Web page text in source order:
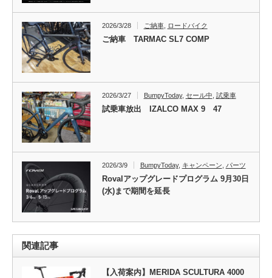
2026/3/28 ご納車, ロードバイク
ご納車 TARMAC SL7 COMP
2026/3/27 BumpyToday, セール中 試乗車
試乗車放出 IZALCO MAX 9 47
2026/3/9 BumpyToday, キャンペーン パーツ
Rovalアップグレードプログラム 9月30日
(水)まで期間を延長
関連記事
【入荷案内】MERIDA SCULTURA 4000